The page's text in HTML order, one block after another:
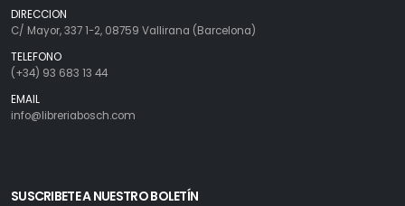
DIRECCION
C/ Mayor, 337 1-2, 08759 Vallirana (Barcelona)
TELEFONO
(+34) 93 683 13 44
EMAIL
info@libreriabosch.com
SUSCRIBETE A NUESTRO BOLETÍN